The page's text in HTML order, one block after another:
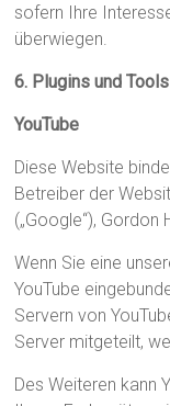
sofern Ihre
überwiegen.
6. Plugins und Tools
YouTube
Diese Website
Betreiber der
(„Google“), Gordon
Wenn Sie eine
YouTube
Servern von
Server mitgeteilt,
Des Weiteren kann